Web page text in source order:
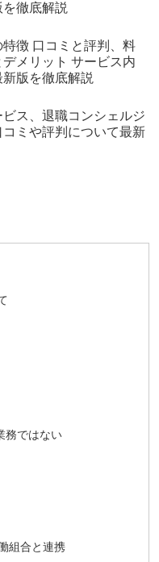
徹底解説
徴 口コミと評判、料
メリット サービス内
版を徹底解説
ス、退職コンシェルジ
コミや評判について最新
務ではない
組合と連携